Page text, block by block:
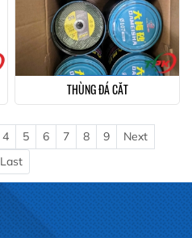
THÙNG ĐÁ CẮT
4 5 6 7 8 9
Next
Last